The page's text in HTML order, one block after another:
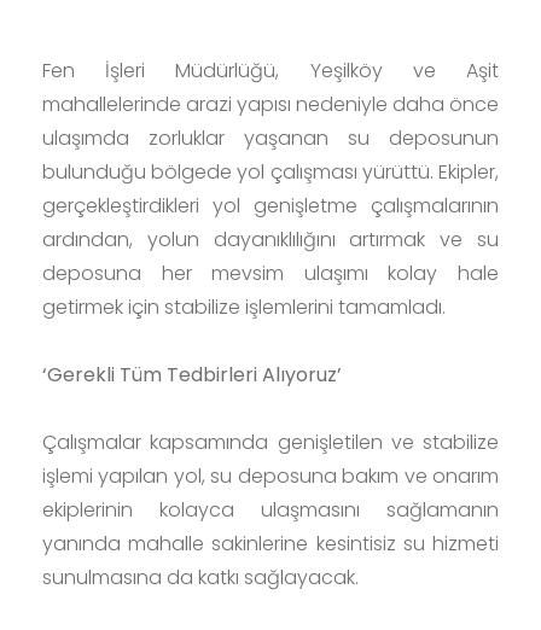
Fen İşleri Müdürlüğü, Yeşilköy ve Aşit
mahallelerinde arazi yapısı nedeniyle daha önce
ulaşımda zorluklar yaşanan su deposunun
bulunduğu bölgede yol çalışması yürüttü. Ekipler,
gerçekleştirdikleri yol genişletme çalışmalarının
ardından, yolun dayanıklılığını artırmak ve su
deposuna her mevsim ulaşımı kolay hale
getirmek için stabilize işlemlerini tamamladı.
‘Gerekli Tüm Tedbirleri Alıyoruz’
Çalışmalar kapsamında genişletilen ve stabilize
işlemi yapılan yol, su deposuna bakım ve onarım
ekiplerinin kolayca ulaşmasını sağlamanın
yanında mahalle sakinlerine kesintisiz su hizmeti
sunulmasına da katkı sağlayacak.